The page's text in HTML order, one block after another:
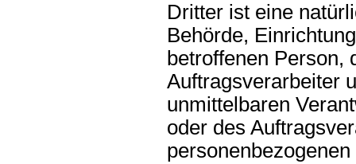
Dritter ist eine
Behörde,
betroffenen Person,
Auftragsverarbeiter
unmittelbaren
oder des